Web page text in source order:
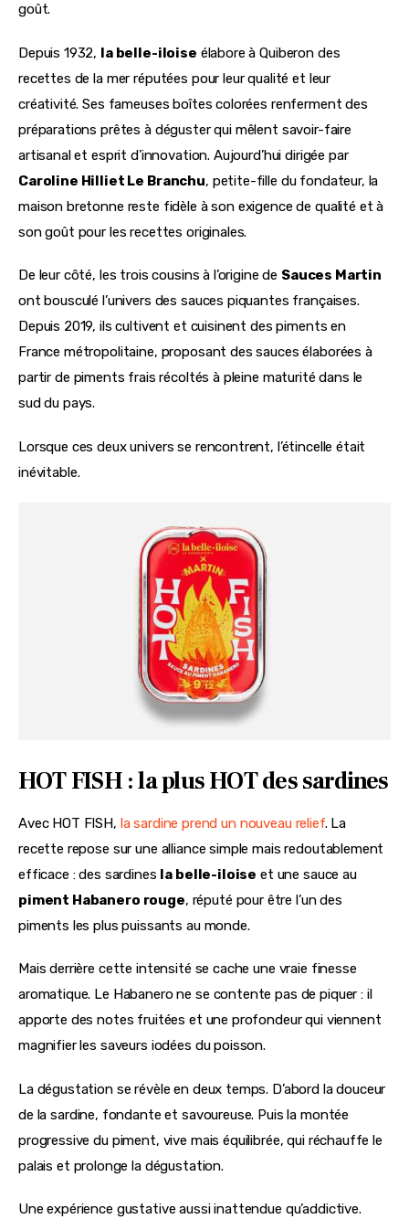
goût.
Depuis 1932, la belle-iloise élabore à Quiberon des
recettes de la mer réputées pour leur qualité et leur
créativité. Ses fameuses boîtes colorées renferment des
préparations prêtes à déguster qui mêlent savoir-faire
artisanal et esprit d’innovation. Aujourd’hui dirigée par
Caroline Hilliet Le Branchu, petite-fille du fondateur, la
maison bretonne reste fidèle à son exigence de qualité et à
son goût pour les recettes originales.
De leur côté, les trois cousins à l’origine de Sauces Martin
ont bousculé l’univers des sauces piquantes françaises.
Depuis 2019, ils cultivent et cuisinent des piments en
France métropolitaine, proposant des sauces élaborées à
partir de piments frais récoltés à pleine maturité dans le
sud du pays.
Lorsque ces deux univers se rencontrent, l’étincelle était
inévitable.
HOT FISH : la plus HOT des sardines
Avec HOT FISH, la sardine prend un nouveau relief. La
recette repose sur une alliance simple mais redoutablement
efficace : des sardines la belle-iloise et une sauce au
piment Habanero rouge, réputé pour être l’un des
piments les plus puissants au monde.
Mais derrière cette intensité se cache une vraie finesse
aromatique. Le Habanero ne se contente pas de piquer : il
apporte des notes fruitées et une profondeur qui viennent
magnifier les saveurs iodées du poisson.
La dégustation se révèle en deux temps. D’abord la douceur
de la sardine, fondante et savoureuse. Puis la montée
progressive du piment, vive mais équilibrée, qui réchauffe le
palais et prolonge la dégustation.
Une expérience gustative aussi inattendue qu’addictive.